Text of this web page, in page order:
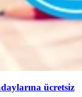
ücretsiz